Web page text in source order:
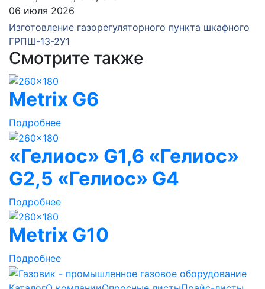
06 июля 2026
Изготовление газорегуляторного пункта шкафного
ГРПШ-13-2У1
Смотрите также
Metrix G6
Подробнее
«Гелиос» G1,6 «Гелиос»
G2,5 «Гелиос» G4
Подробнее
Metrix G10
Подробнее